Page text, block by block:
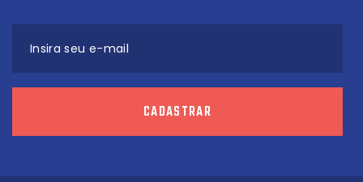
Insira seu e-mail
CADASTRAR